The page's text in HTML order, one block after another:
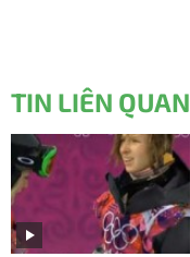
TIN LIÊN QUAN